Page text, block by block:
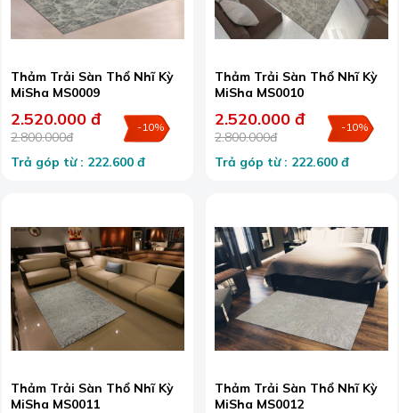
Thảm Trải Sàn Thổ Nhĩ Kỳ
MiSha MS0009
2.520.000 đ
2.800.000đ
-10%
Trả góp từ : 222.600 đ
Thảm Trải Sàn Thổ Nhĩ Kỳ
MiSha MS0010
2.520.000 đ
2.800.000đ
-10%
Trả góp từ : 222.600 đ
Thảm Trải Sàn Thổ Nhĩ Kỳ
MiSha MS0011
Thảm Trải Sàn Thổ Nhĩ Kỳ
MiSha MS0012